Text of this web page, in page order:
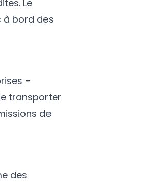
Le
à bord des
–
transporter
de
des